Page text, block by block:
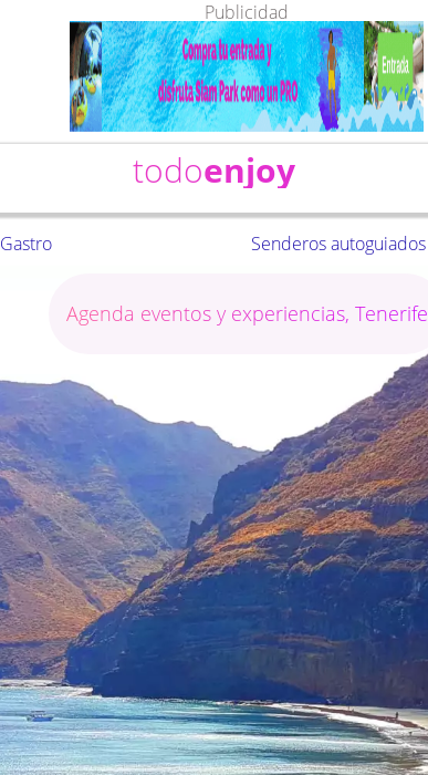
Publicidad
todoenjoy
Gastro Senderos autoguiados
Agenda eventos y experiencias, Tenerife